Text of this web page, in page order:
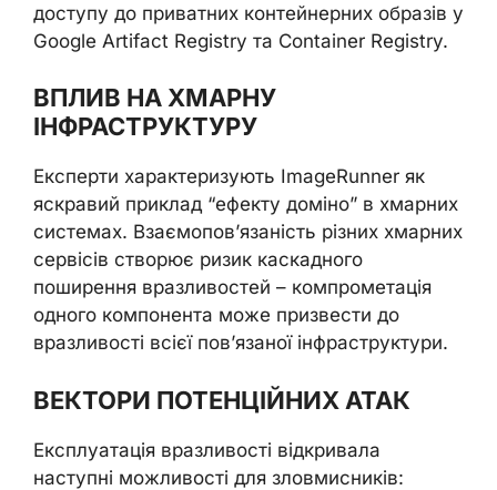
доступу до приватних контейнерних образів у
Google Artifact Registry та Container Registry.
ВПЛИВ НА ХМАРНУ
ІНФРАСТРУКТУРУ
Експерти характеризують ImageRunner як
яскравий приклад “ефекту доміно” в хмарних
системах. Взаємопов’язаність різних хмарних
сервісів створює ризик каскадного
поширення вразливостей – компрометація
одного компонента може призвести до
вразливості всієї пов’язаної інфраструктури.
ВЕКТОРИ ПОТЕНЦІЙНИХ АТАК
Експлуатація вразливості відкривала
наступні можливості для зловмисників: